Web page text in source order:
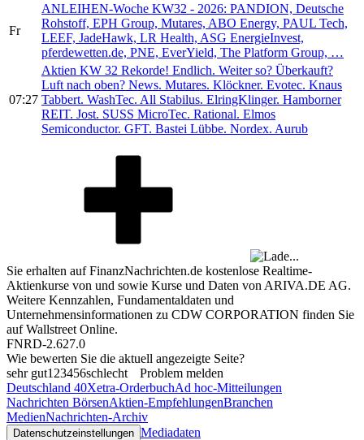
Fr
ANLEIHEN-Woche KW32 - 2026: PANDION, Deutsche
Rohstoff, EPH Group, Mutares, ABO Energy, PAUL Tech,
LEEF, JadeHawk, LR Health, ASG EnergieInvest,
pferdewetten.de, PNE, EverYield, The Platform Group, …
07:27
Aktien KW 32 Rekorde! Endlich. Weiter so? Überkauft?
Luft nach oben? News. Mutares. Klöckner. Evotec. Knaus
Tabbert. WashTec. All Stabilus. ElringKlinger. Hamborner
REIT. Jost. SUSS MicroTec. Rational. Elmos
Semiconductor. GFT. Bastei Lübbe. Nordex. Aurub
Sie erhalten auf FinanzNachrichten.de kostenlose Realtime-
Aktienkurse von und sowie Kurse und Daten von ARIVA.DE AG.
Weitere Kennzahlen, Fundamentaldaten und
Unternehmensinformationen zu CDW CORPORATION finden Sie
aufWallstreet Online.
FNRD-2.627.0
Wie bewerten Sie die aktuell angezeigte Seite?
sehr gut1 23456schlecht
Problem melden
Deutschland 40Xetra-OrderbuchAd hoc-Mitteilungen
Nachrichten BörsenAktien-EmpfehlungenBranchen
MedienNachrichten-Archiv
Datenschutzeinstellungen Mediadaten